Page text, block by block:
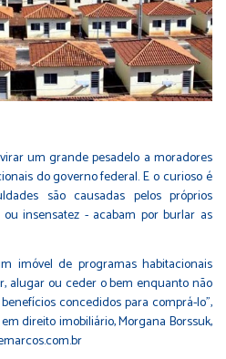
um grande pesadelo a moradores
do governo federal. E o curioso é
são causadas pelos próprios
insensatez - acabam por burlar as
imóvel de programas habitacionais
alugar ou ceder o bem enquanto não
concedidos para comprá-lo”,
direito imobiliário, Morgana Borssuk,